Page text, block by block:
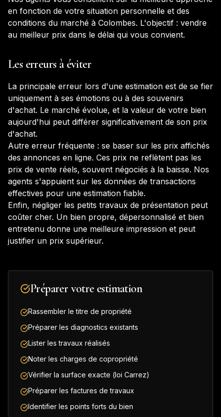
en fonction de votre situation personnelle et des
conditions du marché à Colombes. L'objectif : vendre
au meilleur prix dans le délai qui vous convient.
Les erreurs à éviter
La principale erreur lors d'une estimation est de se fier
uniquement à ses émotions ou à des souvenirs
d'achat. Le marché évolue, et la valeur de votre bien
aujourd'hui peut différer significativement de son prix
d'achat.
Autre erreur fréquente : se baser sur les prix affichés
des annonces en ligne. Ces prix ne reflètent pas les
prix de vente réels, souvent négociés à la baisse. Nos
agents s'appuient sur les données de transactions
effectives pour une estimation fiable.
Enfin, négliger les petits travaux de présentation peut
coûter cher. Un bien propre, dépersonnalisé et bien
entretenu donne une meilleure impression et peut
justifier un prix supérieur.
Préparer votre estimation
Rassembler le titre de propriété
Préparer les diagnostics existants
Lister les travaux réalisés
Noter les charges de copropriété
Vérifier la surface exacte (loi Carrez)
Préparer les factures de travaux
Identifier les points forts du bien